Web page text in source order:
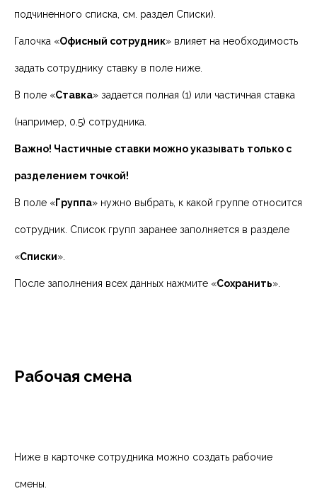
подчиненного списка, см. раздел Списки).
Галочка «Офисный сотрудник» влияет на необходимость
задать сотруднику ставку в поле ниже.
В поле «Ставка» задается полная (1) или частичная ставка
(например, 0.5) сотрудника.
Важно! Частичные ставки можно указывать только с
разделением точкой!
В поле «Группа» нужно выбрать, к какой группе относится
сотрудник. Список групп заранее заполняется в разделе
«Списки».
После заполнения всех данных нажмите «Сохранить».
Рабочая смена
Ниже в карточке сотрудника можно создать рабочие
смены.